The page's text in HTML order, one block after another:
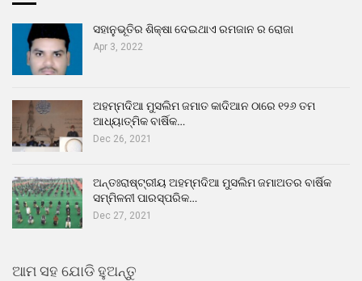
ସହାନୁଭୂତିର ଶିକ୍ଷା ଦେଇଥାଏ ରମଜାନ ର ରୋଜା
Apr 3, 2022
ଅହମ୍ମଦିଆ ମୁସଲିମ ଜମାତ କାଦିଆନ ଠାରେ ୧୨୬ ତମ
ଆଧ୍ୟାତ୍ମିକ ବାର୍ଷିକ…
Dec 26, 2021
ଅନ୍ତଃରାଷ୍ଟ୍ରୀୟ ଅହମ୍ମଦିଆ ମୁସଲିମ ଜମାଅତର ବାର୍ଷିକ
ସମ୍ମିଳନୀ ପାରସ୍ପରିକ…
Dec 27, 2021
ଆମ ସହ ଯୋଡି ହୁଅନ୍ତୁ